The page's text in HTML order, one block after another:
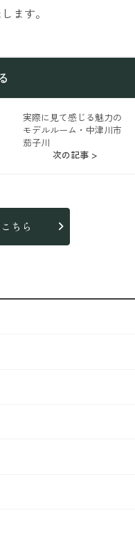
ます。
実際に見て感じる魅力の
モデルルーム・中津川市
茄子川
次の記事 >
ちら